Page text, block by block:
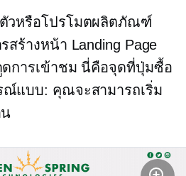
วหรือโปรโมตผลิตภัณฑ์
สร้างหน้า Landing Page
ดการเข้าชม นี่คือจุดที่ปุ่มซื้อ
ณ์แบบ: คุณจะสามารถเริ่ม